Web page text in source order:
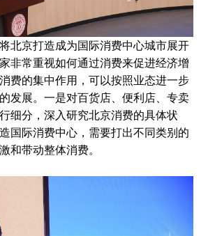
北京打造成为国际消费中心城市展开
非常重视如何通过消费来促进经济增
费的集中作用，可以按照业态进一步
发展。一是对百货店、便利店、专卖
细分，深入研究北京消费的具体状
国际消费中心，需要打出不同类别的
和带动整体消费。